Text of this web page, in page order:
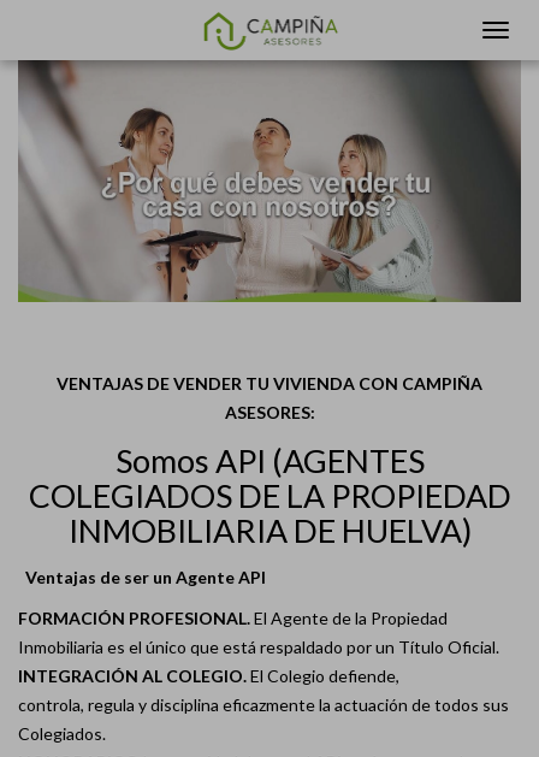
VENTAJAS DE VENDER TU VIVIENDA CON CAMPIÑA
ASESORES:
Somos API (AGENTES
COLEGIADOS DE LA PROPIEDAD
INMOBILIARIA DE HUELVA)
Ventajas de ser un Agente API
FORMACIÓN PROFESIONAL.El Agente de la Propiedad
Inmobiliaria es el único que está respaldado por un Título Oficial.
INTEGRACIÓN AL COLEGIO.El Colegio defiende,
controla, regula y disciplina eficazmente la actuación de todos sus
Colegiados.